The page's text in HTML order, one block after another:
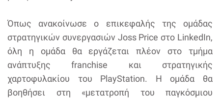
Όπως ανακοίνωσε ο επικεφαλής της ομάδας
στρατηγικών συνεργασιών Joss Price στο LinkedIn,
όλη η ομάδα θα εργάζεται πλέον στο τμήμα
ανάπτυξης franchise και στρατηγικής
χαρτοφυλακίου του PlayStation. Η ομάδα θα
βοηθήσει στη «μετατροπή του παγκόσμιου